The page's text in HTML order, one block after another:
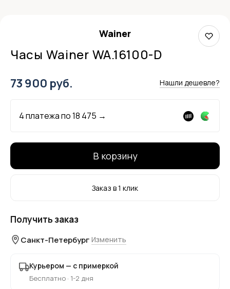
Wainer
Часы Wainer WA.16100-D
73 900 руб. Нашли дешевле?
4 платежа по18 475 →
В корзину
Заказ в 1 клик
Получить заказ
Санкт-Петербург Изменить
Курьером — с примеркой
Бесплатно · 1-2 дня